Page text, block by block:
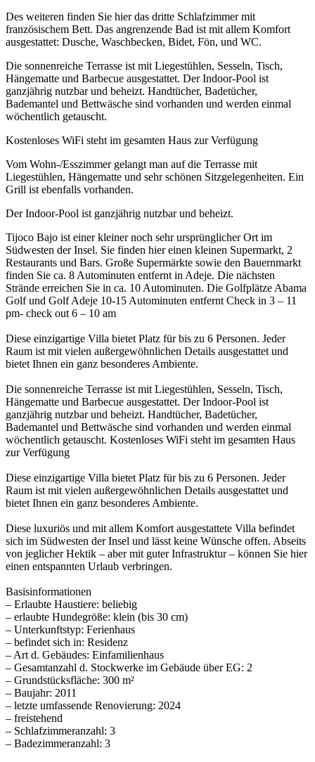
Des weiteren finden Sie hier das dritte Schlafzimmer mit
französischem Bett. Das angrenzende Bad ist mit allem Komfort
ausgestattet: Dusche, Waschbecken, Bidet, Fön, und WC.
Die sonnenreiche Terrasse ist mit Liegestühlen, Sesseln, Tisch,
Hängematte und Barbecue ausgestattet. Der Indoor-Pool ist
ganzjährig nutzbar und beheizt. Handtücher, Badetücher,
Bademantel und Bettwäsche sind vorhanden und werden einmal
wöchentlich getauscht.
Kostenloses WiFi steht im gesamten Haus zur Verfügung
Vom Wohn-/Esszimmer gelangt man auf die Terrasse mit
Liegestühlen, Hängematte und sehr schönen Sitzgelegenheiten. Ein
Grill ist ebenfalls vorhanden.
Der Indoor-Pool ist ganzjährig nutzbar und beheizt.
Tijoco Bajo ist einer kleiner noch sehr ursprünglicher Ort im
Südwesten der Insel. Sie finden hier einen kleinen Supermarkt, 2
Restaurants und Bars. Große Supermärkte sowie den Bauernmarkt
finden Sie ca. 8 Autominuten entfernt in Adeje. Die nächsten
Strände erreichen Sie in ca. 10 Autominuten. Die Golfplätze Abama
Golf und Golf Adeje 10-15 Autominuten entfernt Check in 3 – 11
pm- check out 6 – 10 am
Diese einzigartige Villa bietet Platz für bis zu 6 Personen. Jeder
Raum ist mit vielen außergewöhnlichen Details ausgestattet und
bietet Ihnen ein ganz besonderes Ambiente.
Die sonnenreiche Terrasse ist mit Liegestühlen, Sesseln, Tisch,
Hängematte und Barbecue ausgestattet. Der Indoor-Pool ist
ganzjährig nutzbar und beheizt. Handtücher, Badetücher,
Bademantel und Bettwäsche sind vorhanden und werden einmal
wöchentlich getauscht. Kostenloses WiFi steht im gesamten Haus
zur Verfügung
Diese einzigartige Villa bietet Platz für bis zu 6 Personen. Jeder
Raum ist mit vielen außergewöhnlichen Details ausgestattet und
bietet Ihnen ein ganz besonderes Ambiente.
Diese luxuriös und mit allem Komfort ausgestattete Villa befindet
sich im Südwesten der Insel und lässt keine Wünsche offen. Abseits
von jeglicher Hektik – aber mit guter Infrastruktur – können Sie hier
einen entspannten Urlaub verbringen.
Basisinformationen
– Erlaubte Haustiere: beliebig
– erlaubte Hundegröße: klein (bis 30 cm)
– Unterkunftstyp: Ferienhaus
– befindet sich in: Residenz
– Art d. Gebäudes: Einfamilienhaus
– Gesamtanzahl d. Stockwerke im Gebäude über EG: 2
– Grundstücksfläche: 300 m²
– Baujahr: 2011
– letzte umfassende Renovierung: 2024
– freistehend
– Schlafzimmeranzahl: 3
– Badezimmeranzahl: 3